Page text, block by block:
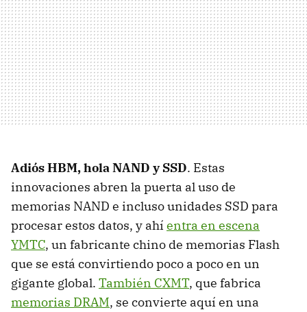
Adiós HBM, hola NAND y SSD. Estas
innovaciones abren la puerta al uso de
memorias NAND e incluso unidades SSD para
procesar estos datos, y ahí entra en escena
YMTC, un fabricante chino de memorias Flash
que se está convirtiendo poco a poco en un
gigante global. También CXMT, que fabrica
memorias DRAM, se convierte aquí en una